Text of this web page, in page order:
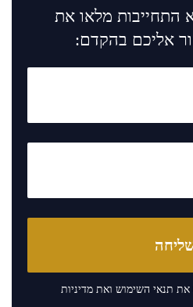
התחייבות מלאו את
אליכם בהקדם:
את תנאי השימוש ואת מדיניות